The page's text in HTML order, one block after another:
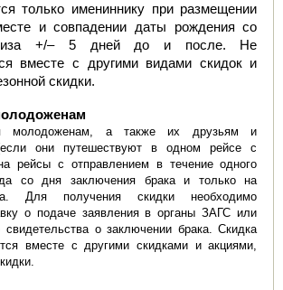
только имениннику при размещении
и совпадении даты рождения со
+/– 5 дней до и после. Не
вместе с другими видами скидок и
скидки.
молодоженам, а также их друзьям и
они путешествуют в одном рейсе с
рейсы с отправлением в течение одного
со дня заключения брака и только на
Для получения скидки необходимо
о подаче заявления в органы ЗАГС или
свидетельства о заключении брака. Скидка
вместе с другими скидками и акциями,